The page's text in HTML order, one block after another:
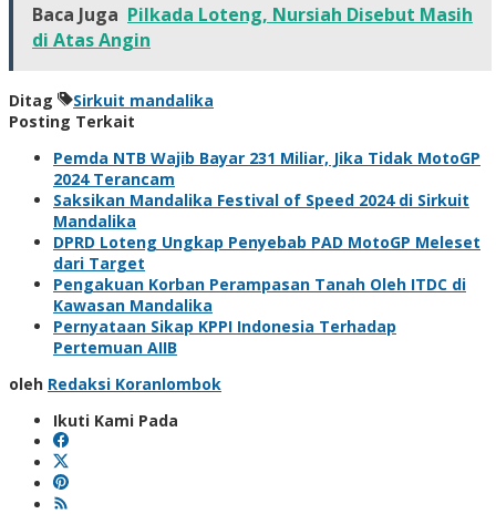
Baca Juga Pilkada Loteng, Nursiah Disebut Masih
di Atas Angin
Ditag
Sirkuit mandalika
Posting Terkait
Pemda NTB Wajib Bayar 231 Miliar, Jika Tidak MotoGP
2024 Terancam
Saksikan Mandalika Festival of Speed 2024 di Sirkuit
Mandalika
DPRD Loteng Ungkap Penyebab PAD MotoGP Meleset
dari Target
Pengakuan Korban Perampasan Tanah Oleh ITDC di
Kawasan Mandalika
Pernyataan Sikap KPPI Indonesia Terhadap
Pertemuan AIIB
oleh Redaksi Koranlombok
Ikuti Kami Pada